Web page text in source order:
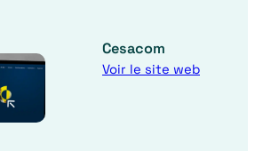
Cesacom
Voir le site web